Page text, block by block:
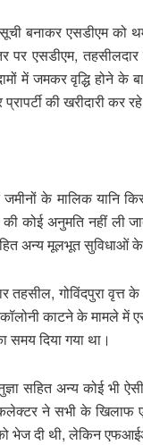
बनाकर एसडीएम
पर एसडीएम, तहसीलदार
में जमकर वृद्धि होने
की खरीदारी कर
के मालिक यानि
कोई अनुमति नहीं ली
अन्य मूलभूत सुविधाओं
तहसील, गोविंदपुरा
काटने के मामले में
दिया गया था।
सहित अन्य कोई भी
ने सभी के
भेज दी थी, लेकिन